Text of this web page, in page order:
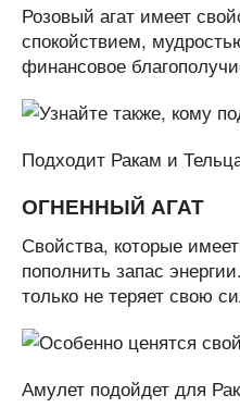
Розовый агат имеет
спокойствием,
финансовое
Подходит Ракам и
ОГНЕННЫЙ АГАТ
Свойства, которые
пополнить запас
только не теряет свою
Амулет подойдет для